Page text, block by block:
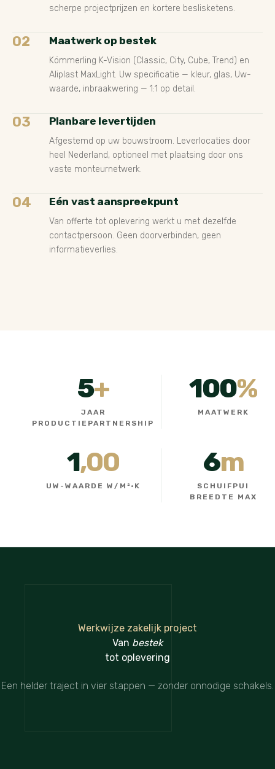
scherpe projectprijzen en kortere beslisketens.
02 Maatwerk op bestek
Kömmerling K-Vision (Classic, City, Cube, Trend) en
Aliplast MaxLight. Uw specificatie — kleur, glas, Uw-
waarde, inbraakwering — 1:1 op detail.
03 Planbare levertijden
Afgestemd op uw bouwstroom. Leverlocaties door
heel Nederland, optioneel met plaatsing door ons
vaste monteurnetwerk.
04 Eén vast aanspreekpunt
Van offerte tot oplevering werkt u met dezelfde
contactpersoon. Geen doorverbinden, geen
informatieverlies.
5+
JAAR
PRODUCTIEPARTNERSHIP
100%
MAATWERK
1,00
UW-WAARDE W/M²·K
6m
SCHUIFPUI
BREEDTE MAX
Werkwijze zakelijk project
Van bestek
tot oplevering
Een helder traject in vier stappen — zonder onnodige schakels.